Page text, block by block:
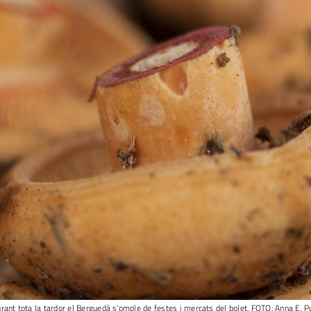
tota la tardor el Berguedà s'omple de festes i mercats del bolet. FOTO: Anna E.